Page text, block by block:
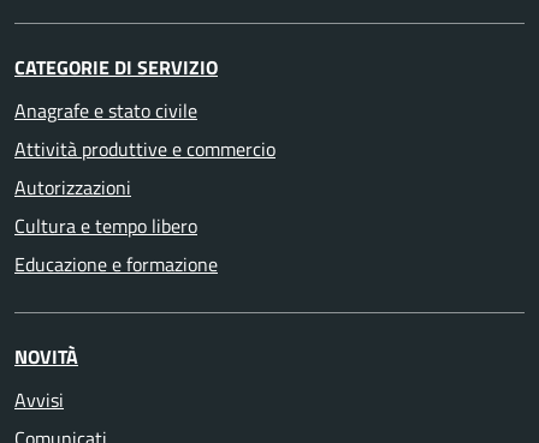
CATEGORIE DI SERVIZIO
Anagrafe e stato civile
Attività produttive e commercio
Autorizzazioni
Cultura e tempo libero
Educazione e formazione
NOVITÀ
Avvisi